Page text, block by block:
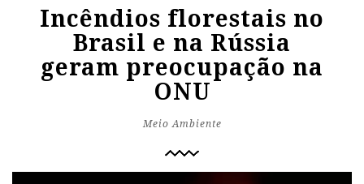
Incêndios florestais no
Brasil e na Rússia
geram preocupação na
ONU
Meio Ambiente